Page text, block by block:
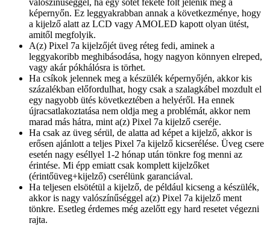
valószínűséggel, ha egy sötét fekete folt jelenik meg a
képernyőn. Ez leggyakrabban annak a következménye, hogy
a kijelző alatt az LCD vagy AMOLED kapott olyan ütést,
amitől megfolyik.
A(z) Pixel 7a kijelzőjét üveg réteg fedi, aminek a
leggyakoribb meghibásodása, hogy nagyon könnyen elreped,
vagy akár pókhálósra is törhet.
Ha csíkok jelennek meg a készülék képernyőjén, akkor kis
százalékban előfordulhat, hogy csak a szalagkábel mozdult el
egy nagyobb ütés következtében a helyéről. Ha ennek
újracsatlakoztatása nem oldja meg a problémát, akkor nem
marad más hátra, mint a(z) Pixel 7a kijelző cseréje.
Ha csak az üveg sérül, de alatta ad képet a kijelző, akkor is
erősen ajánlott a teljes Pixel 7a kijelző kicserélése. Üveg csere
esetén nagy eséllyel 1-2 hónap után tönkre fog menni az
érintése. Mi épp emiatt csak komplett kijelzőket
(érintőüveg+kijelző) cserélünk garanciával.
Ha teljesen elsötétül a kijelző, de például kicseng a készülék,
akkor is nagy valószínűséggel a(z) Pixel 7a kijelző ment
tönkre. Esetleg érdemes még azelőtt egy hard resetet végezni
rajta.